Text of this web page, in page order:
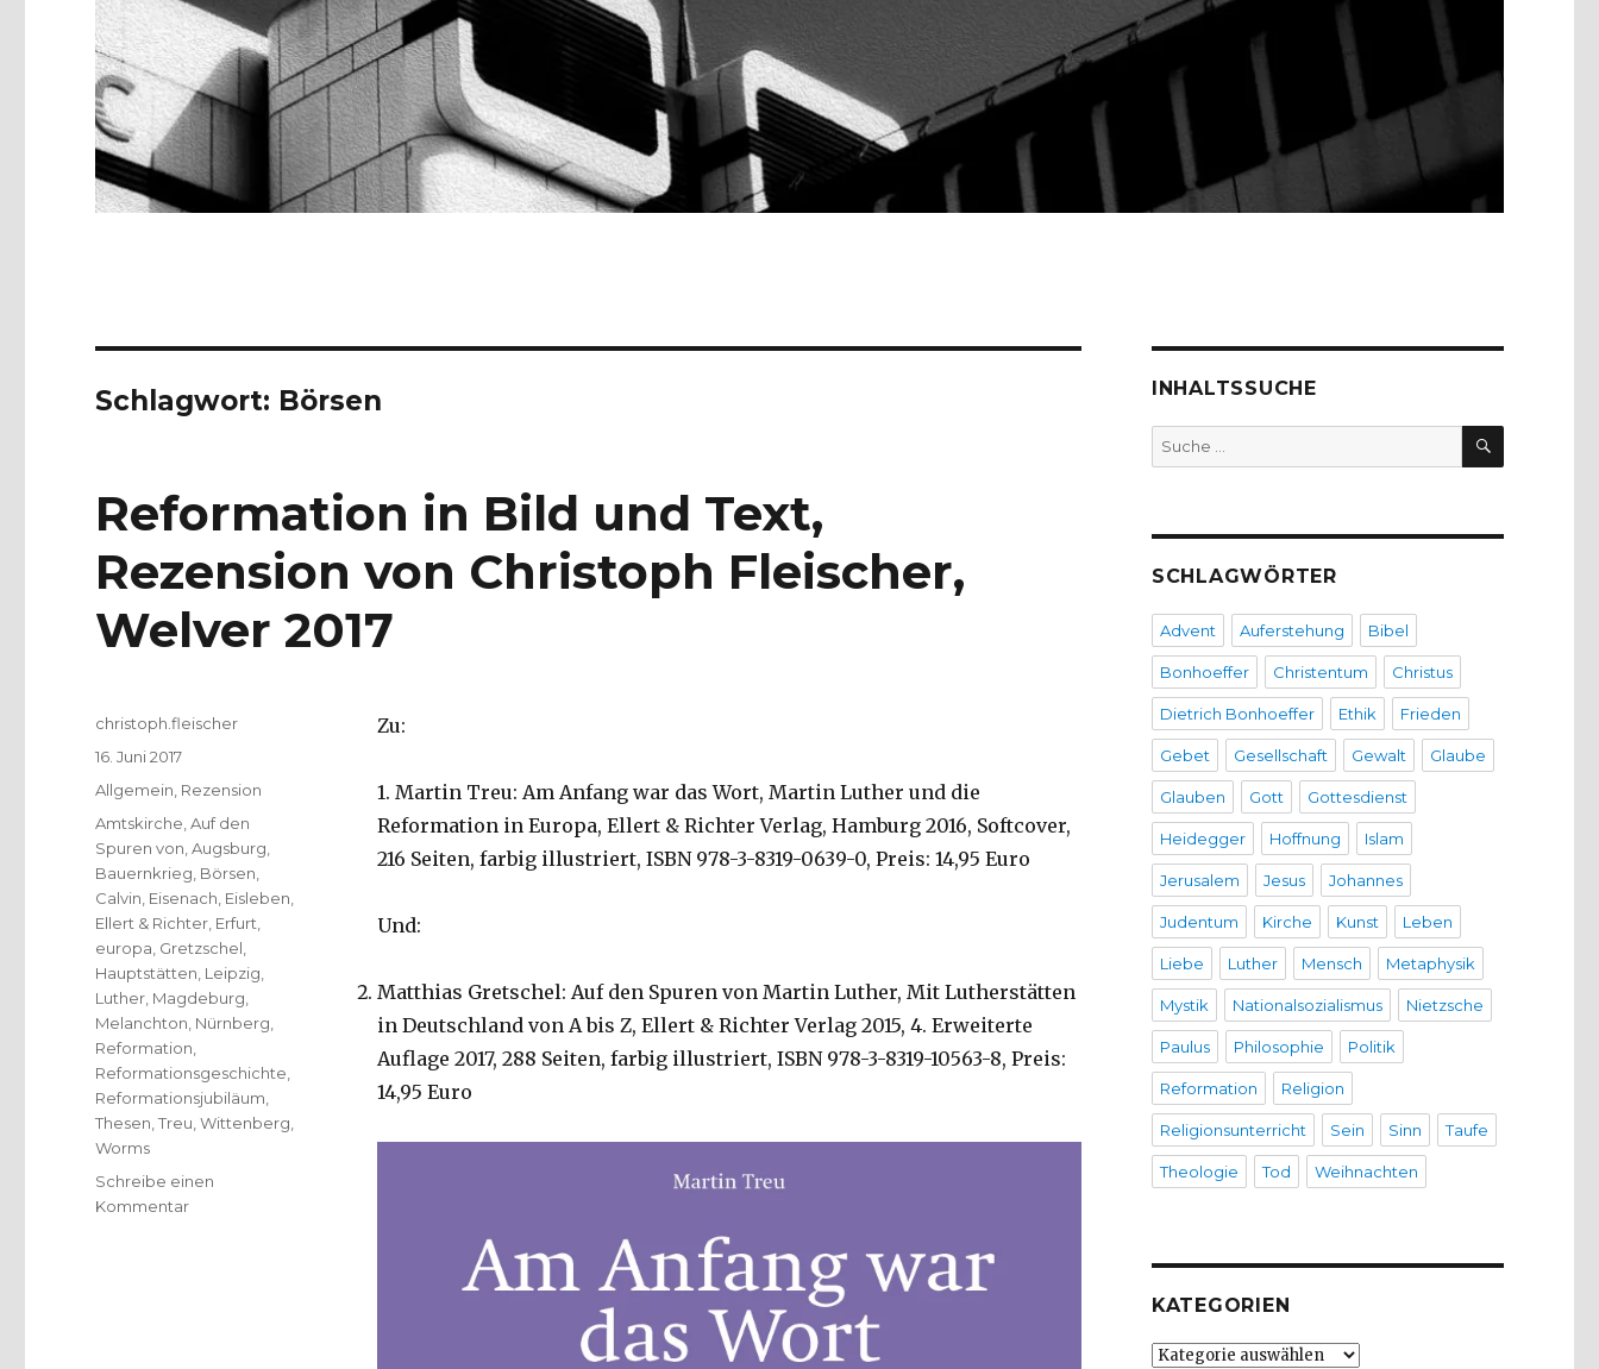
Schlagwort: Börsen
Reformation in Bild und Text,
Rezension von Christoph Fleischer,
Welver 2017
Zu:
1. Martin Treu: Am Anfang war das Wort, Martin Luther und die
Reformation in Europa, Ellert & Richter Verlag, Hamburg 2016, Softcover,
216 Seiten, farbig illustriert, ISBN 978-3-8319-0639-0, Preis: 14,95 Euro
Und:
Matthias Gretschel: Auf den Spuren von Martin Luther, Mit Lutherstätten
in Deutschland von A bis Z, Ellert & Richter Verlag 2015, 4. Erweiterte
Auflage 2017, 288 Seiten, farbig illustriert, ISBN 978-3-8319-10563-8, Preis:
14,95 Euro
Autor
christoph.fleischer
Veröffentlicht
am
16. Juni 2017
Kategorien
Allgemein Rezension
Schlagwörter
Amtskirche ,Auf den
Spuren von ,Augsburg
Bauernkrieg Börsen
Calvin Eisenach Eisleben
Ellert & Richter Erfurt
europa Gretzschel
Hauptstätten Leipzig
Luther Magdeburg
Melanchton Nürnberg
Reformation
Reformationsgeschichte
Reformationsjubiläum
Thesen ,Treu ,Wittenberg
Worms
Schreibe einen
Kommentarzu
INHALTSSUCHE
Suche
nach:
SUCHEN
SCHLAGWÖRTER
Advent Auferstehung Bibel
Bonhoeffer Christentum Christus
Dietrich Bonhoeffer Ethik Frieden
Gebet Gesellschaft Gewalt Glaube
Glauben Gott Gottesdienst
Heidegger Hoffnung Islam
Jerusalem Jesus Johannes
Judentum Kirche Kunst Leben
Liebe Luther Mensch Metaphysik
Mystik Nationalsozialismus Nietzsche
Paulus Philosophie Politik
Reformation Religion
Religionsunterricht Sein Sinn Taufe
Theologie Tod Weihnachten
KATEGORIEN
Kategorien